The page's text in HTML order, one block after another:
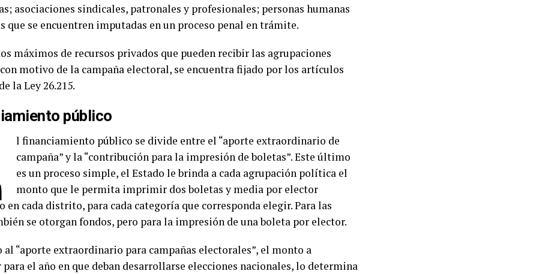
asociaciones sindicales, patronales y profesionales; personas humanas
que se encuentren imputadas en un proceso penal en trámite.
máximos de recursos privados que pueden recibir las agrupaciones
motivo de la campaña electoral, se encuentra fijado por los artículos
la Ley 26.215.
público
l financiamiento público se divide entre el “aporte extraordinario de
campaña” y la “contribución para la impresión de boletas”. Este último
es un proceso simple, el Estado le brinda a cada agrupación política el
monto que le permita imprimir dos boletas y media por elector
en cada distrito, para cada categoría que corresponda elegir. Para las
se otorgan fondos, pero para la impresión de una boleta por elector.
al “aporte extraordinario para campañas electorales”, el monto a
el año en que deban desarrollarse elecciones nacionales, lo determina